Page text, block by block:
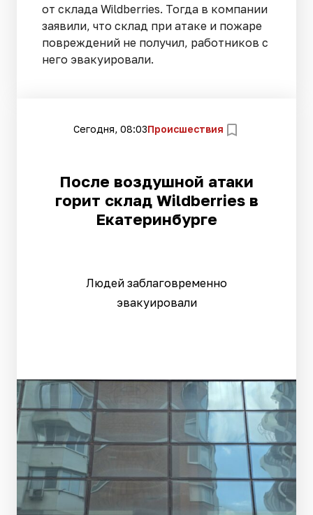
от склада Wildberries. Тогда в компании
заявили, что склад при атаке и пожаре
повреждений не получил, работников с
него эвакуировали.
Сегодня, 08:03Происшествия
После воздушной атаки
горит склад Wildberries в
Екатеринбурге
Людей заблаговременно
эвакуировали